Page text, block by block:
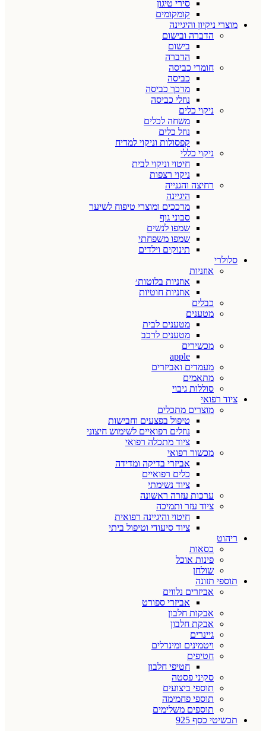
סירי טיגון
קומקומים
מוצרי ניקיון והיגיינה
הדברה ובישום
בישום
הדברה
חומרי כביסה
כביסה
מרכך כביסה
נוזלי כביסה
ניקוי כלים
משחה לכלים
נוזל כלים
קפסולות וניקוי למדיח
ניקוי כללי
חיטוי וניקוי לבית
ניקוי רצפות
רחיצה והגנייה
היגיינה
מרככים ומוצרי טיפוח לשיער
סבוני גוף
שמפו לנשים
שמפו משפחתי
תינוקים וילדים
סלולרי
אוזניות
אוזניות בלוטות׳
אוזניות חוטיות
כבלים
מטענים
מטענים לבית
מטענים לרכב
מכשירים
apple
מעמדים ואביזרים
מתאמים
סוללות גיבוי
ציוד רפואי
מוצרים מתכלים
טיפול בפצעים וחבישות
נוזלים רפואיים לשימוש חיצוני
ציוד מתכלה רפואי
מכשור רפואי
אביזרי בדיקה ומדידה
כלים רפואיים
ציוד נשימתי
ערכות עזרה ראשונה
ציוד עזר ותמיכה
חיטוי והיגיינה רפואית
ציוד סיעודי וטיפול ביתי
ריהוט
כסאות
פינות אוכל
שולחן
תוספי תזונה
אביזרים נלווים
אביזרי ספורט
אבקות חלבון
אבקת חלבון
גיינרים
ויטמינים ומינרלים
חטיפים
חטיפי חלבון
סקיני פסטה
תוספי ביצועים
תוספי פחמימה
תוספים משלימים
תכשיטי כסף 925